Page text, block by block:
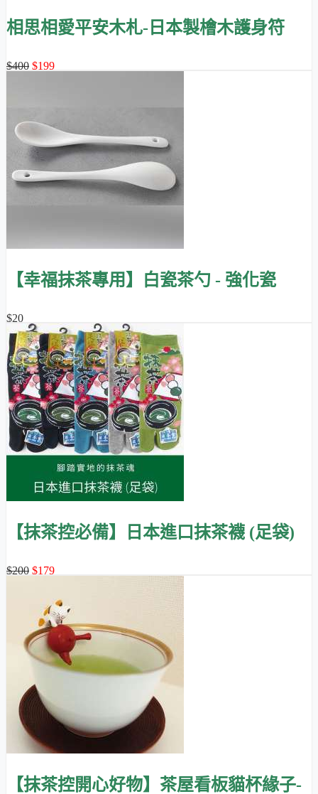
相思相愛平安木札-日本製檜木護身符
$400 $199
【幸福抹茶專用】白瓷茶勺 - 強化瓷
$20
【抹茶控必備】日本進口抹茶襪 (足袋)
$200 $179
【抹茶控開心好物】茶屋看板貓杯緣子-